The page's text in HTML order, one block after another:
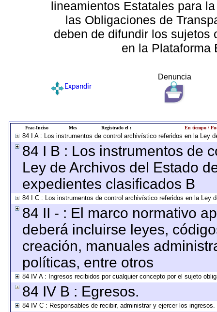
lineamientos Estatales para
las Obligaciones de
deben de difundir los sujetos
en la Plataforma
Denuncia
Expandir
Frac-Inciso Mes Registrado el : En tiempo /
84 I A : Los instrumentos de control archivístico referidos en la Ley
84 I B : Los instrumentos de
Ley de Archivos del Estado
expedientes clasificados B
84 I C : Los instrumentos de control archivístico referidos en la Ley
84 II - : El marco normativo
deberá incluirse leyes,
creación, manuales
políticas, entre otros
84 IV A : Ingresos recibidos por cualquier concepto por el sujeto
84 IV B : Egresos.
84 IV C : Responsables de recibir, administrar y ejercer los ingresos.